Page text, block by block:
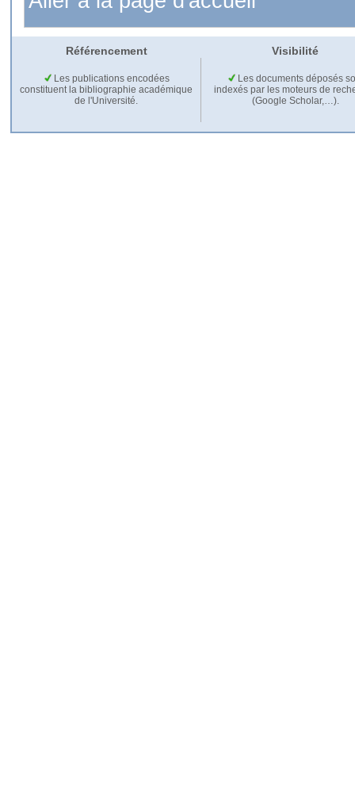
Référencement Visibilité
Les publications encodées
constituent la bibliographie académique
de l'Université.
Les documents déposés
indexés par les moteurs de
(Google Scholar,…).